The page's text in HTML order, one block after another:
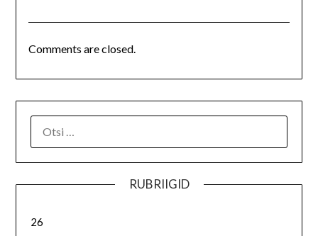
Comments are closed.
RUBRIIGID
26